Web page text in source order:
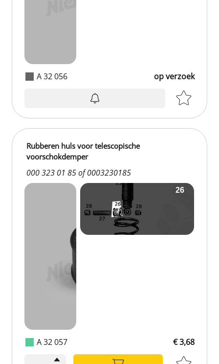
A 32 056 op verzoek
A 32 057
Rubberen huls voor telescopische
voorschokdemper
000 323 01 85 of 0003230185
€ 3,68